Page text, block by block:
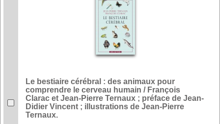
Le bestiaire cérébral : des animaux pour
comprendre le cerveau humain / François
Clarac et Jean-Pierre Ternaux ; préface de Jean-
Didier Vincent ; illustrations de Jean-Pierre
Ternaux.